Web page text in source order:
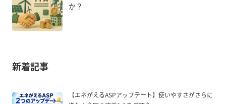
か？
新着記事
【エネがえるASPアップデート】使いやすさがさらに